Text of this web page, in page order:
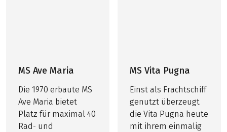
MS Ave Maria
Die 1970 erbaute MS
Ave Maria bietet
Platz für maximal 40
Rad- und
MS Vita Pugna
Einst als Frachtschiff
genutzt überzeugt
die Vita Pugna heute
mit ihrem einmalig